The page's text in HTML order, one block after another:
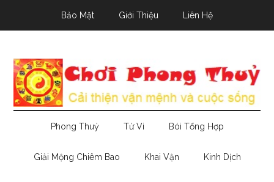
Bảo Mật Giới Thiệu Liên Hệ
Phong Thuỷ Tử Vi Bói Tổng Hợp
Giải Mộng Chiêm Bao Khai Vận Kinh Dịch